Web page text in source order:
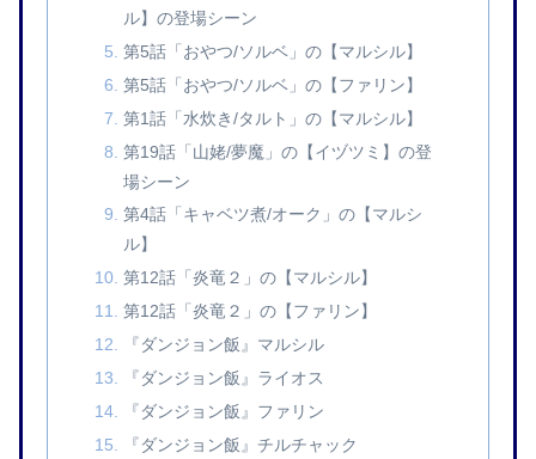
ル】の登場シーン
第5話「おやつ/ソルベ」の【マルシル】
第5話「おやつ/ソルベ」の【ファリン】
第1話「水炊き/タルト」の【マルシル】
第19話「山姥/夢魔」の【イヅツミ】の登
場シーン
第4話「キャベツ煮/オーク」の【マルシ
ル】
第12話「炎竜２」の【マルシル】
第12話「炎竜２」の【ファリン】
『ダンジョン飯』マルシル
『ダンジョン飯』ライオス
『ダンジョン飯』ファリン
『ダンジョン飯』チルチャック